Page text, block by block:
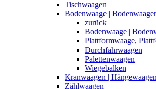
Tischwaagen
Bodenwaage |
zurück
Bodenwaage |
Plattformwaage,
Durchfahrwaagen
Palettenwaagen
Wiegebalken
Kranwaagen | Hängewaagen
Zählwaagen